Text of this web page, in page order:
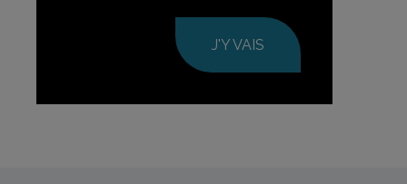
J'Y VAIS